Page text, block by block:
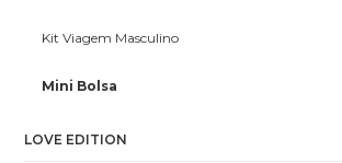
Kit Viagem Masculino
Mini Bolsa
LOVE EDITION